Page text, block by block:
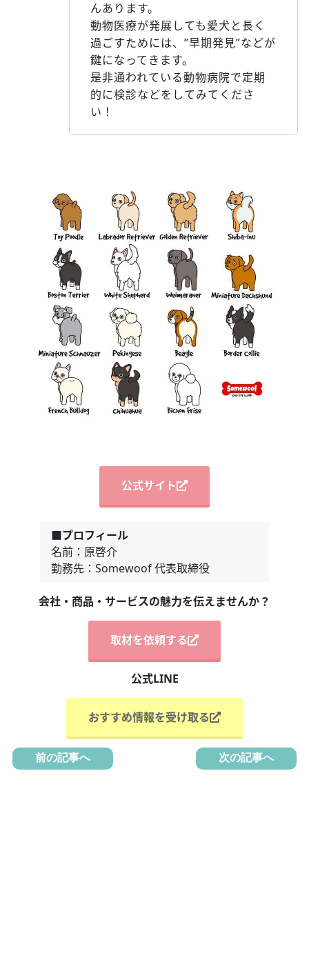
んあります。
動物医療が発展しても愛犬と長く
過ごすためには、”早期発見”などが
鍵になってきます。
是非通われている動物病院で定期
的に検診などをしてみてくださ
い！
公式サイト
■プロフィール
名前：原啓介
勤務先：Somewoof 代表取締役
会社・商品・サービスの魅力を伝えませんか？
取材を依頼する
公式LINE
おすすめ情報を受け取る
前の記事へ 次の記事へ